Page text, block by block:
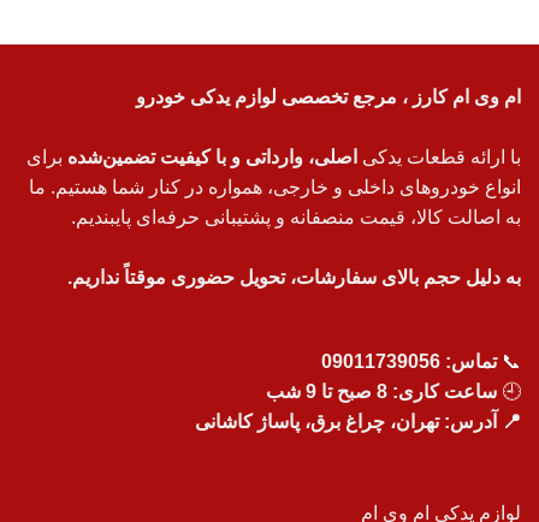
ام وی ام کارز ، مرجع تخصصی لوازم یدکی خودرو
با ارائه قطعات یدکی اصلی، وارداتی و با کیفیت تضمین‌شده برای
انواع خودروهای داخلی و خارجی، همواره در کنار شما هستیم. ما
به اصالت کالا، قیمت منصفانه و پشتیبانی حرفه‌ای پایبندیم.
به دلیل حجم بالای سفارشات، تحویل حضوری موقتاً نداریم.
📞تماس: 09011739056
🕘 ساعت کاری: 8 صبح تا 9 شب
📍 آدرس: تهران، چراغ برق، پاساژ کاشانی
لوازم یدکی ام وی ام